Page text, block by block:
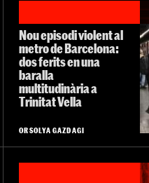
Nou episodi violent al
metro de Barcelona:
dos ferits en una
baralla
multitudinària a
Trinitat Vella
ORSOLYA GAZDAGI